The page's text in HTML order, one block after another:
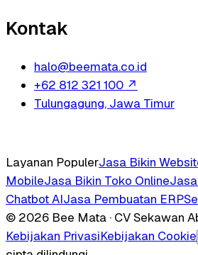
Kontak
halo@beemata.co.id
+62 812 321 100 ↗
Tulungagung, Jawa Timur
Layanan PopulerJasa Bikin
MobileJasa Bikin Toko Online
Chatbot AIJasa Pembuatan ERP
© 2026 Bee Mata · CV Sekawan
Kebijakan PrivasiKebijakan Cookie